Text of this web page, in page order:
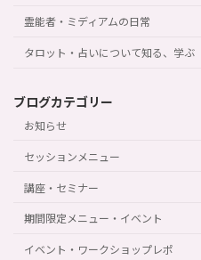
霊能者・ミディアムの日常
タロット・占いについて知る、学ぶ
ブログカテゴリー
お知らせ
セッションメニュー
講座・セミナー
期間限定メニュー・イベント
イベント・ワークショップレポ